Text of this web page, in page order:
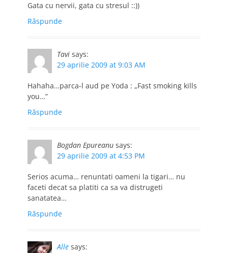
Gata cu nervii, gata cu stresul ::))
Răspunde
Tavi says:
29 aprilie 2009 at 9:03 AM
Hahaha…parca-l aud pe Yoda : „Fast smoking kills
you…”
Răspunde
Bogdan Epureanu says:
29 aprilie 2009 at 4:53 PM
Serios acuma… renuntati oameni la tigari… nu
faceti decat sa platiti ca sa va distrugeti
sanatatea…
Răspunde
Alle says: